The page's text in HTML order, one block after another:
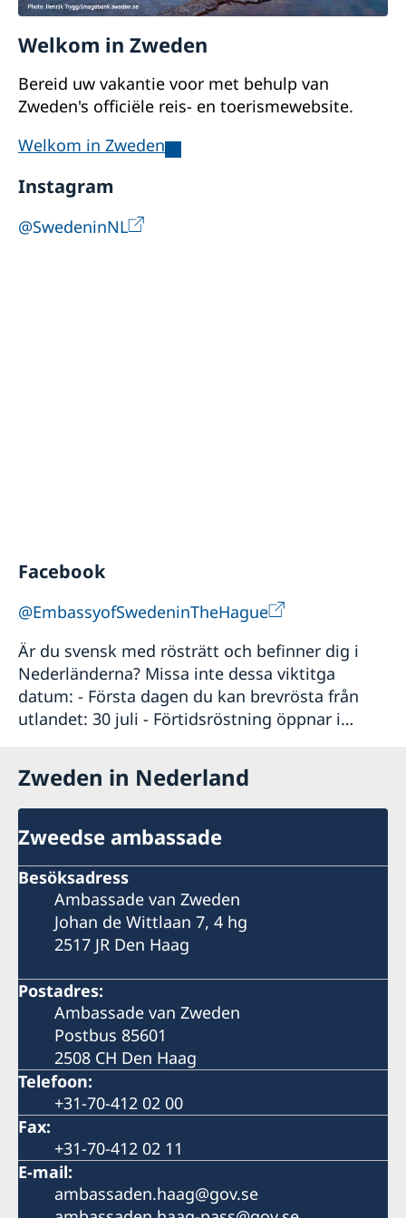
Welkom in Zweden
Bereid uw vakantie voor met behulp van
Zweden's officiële reis- en toerismewebsite.
Welkom in Zweden
Instagram
@SwedeninNL
Facebook
@EmbassyofSwedeninTheHague
Är du svensk med rösträtt och befinner dig i
Nederländerna? Missa inte dessa viktitga
datum: - Första dagen du kan brevrösta från
utlandet: 30 juli - Förtidsröstning öppnar i
platser se...
Zweden in Nederland
Zweedse ambassade
Besöksadress
Ambassade van Zweden
Johan de Wittlaan 7, 4 hg
2517 JR Den Haag
Postadres:
Ambassade van Zweden
Postbus 85601
2508 CH Den Haag
Telefoon:
+31-70-412 02 00
Fax:
+31-70-412 02 11
E-mail:
ambassaden.haag@gov.se